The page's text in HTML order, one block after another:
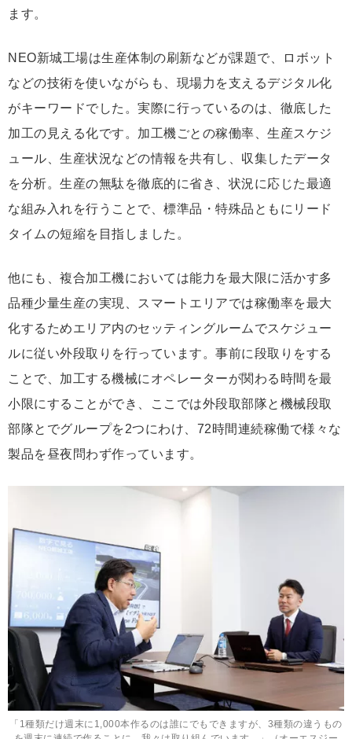
ます。
NEO新城工場は生産体制の刷新などが課題で、ロボット
などの技術を使いながらも、現場力を支えるデジタル化
がキーワードでした。実際に行っているのは、徹底した
加工の見える化です。加工機ごとの稼働率、生産スケジ
ュール、生産状況などの情報を共有し、収集したデータ
を分析。生産の無駄を徹底的に省き、状況に応じた最適
な組み入れを行うことで、標準品・特殊品ともにリード
タイムの短縮を目指しました。
他にも、複合加工機においては能力を最大限に活かす多
品種少量生産の実現、スマートエリアでは稼働率を最大
化するためエリア内のセッティングルームでスケジュー
ルに従い外段取りを行っています。事前に段取りをする
ことで、加工する機械にオペレーターが関わる時間を最
小限にすることができ、ここでは外段取部隊と機械段取
部隊とでグループを2つにわけ、72時間連続稼働で様々な
製品を昼夜問わず作っています。
「1種類だけ週末に1,000本作るのは誰にでもできますが、3種類の違うもの